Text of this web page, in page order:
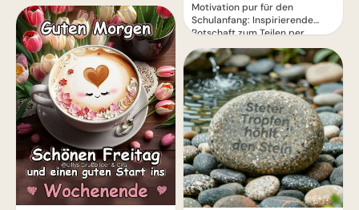
Motivation pur für den
Schulanfang: Inspirierende
Botschaft zum Teilen per
WhatsApp!